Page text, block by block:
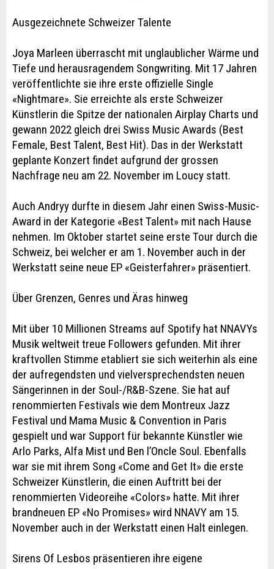
Ausgezeichnete Schweizer Talente
Joya Marleen überrascht mit unglaublicher Wärme und
Tiefe und herausragendem Songwriting. Mit 17 Jahren
veröffentlichte sie ihre erste offizielle Single
«Nightmare». Sie erreichte als erste Schweizer
Künstlerin die Spitze der nationalen Airplay Charts und
gewann 2022 gleich drei Swiss Music Awards (Best
Female, Best Talent, Best Hit). Das in der Werkstatt
geplante Konzert findet aufgrund der grossen
Nachfrage neu am 22. November im Loucy statt.
Auch Andryy durfte in diesem Jahr einen Swiss-Music-
Award in der Kategorie «Best Talent» mit nach Hause
nehmen. Im Oktober startet seine erste Tour durch die
Schweiz, bei welcher er am 1. November auch in der
Werkstatt seine neue EP «Geisterfahrer» präsentiert.
Über Grenzen, Genres und Äras hinweg
Mit über 10 Millionen Streams auf Spotify hat NNAVYs
Musik weltweit treue Followers gefunden. Mit ihrer
kraftvollen Stimme etabliert sie sich weiterhin als eine
der aufregendsten und vielversprechendsten neuen
Sängerinnen in der Soul-/R&B-Szene. Sie hat auf
renommierten Festivals wie dem Montreux Jazz
Festival und Mama Music & Convention in Paris
gespielt und war Support für bekannte Künstler wie
Arlo Parks, Alfa Mist und Ben l’Oncle Soul. Ebenfalls
war sie mit ihrem Song «Come and Get It» die erste
Schweizer Künstlerin, die einen Auftritt bei der
renommierten Videoreihe «Colors» hatte. Mit ihrer
brandneuen EP «No Promises» wird NNAVY am 15.
November auch in der Werkstatt einen Halt einlegen.
Sirens Of Lesbos präsentieren ihre eigene